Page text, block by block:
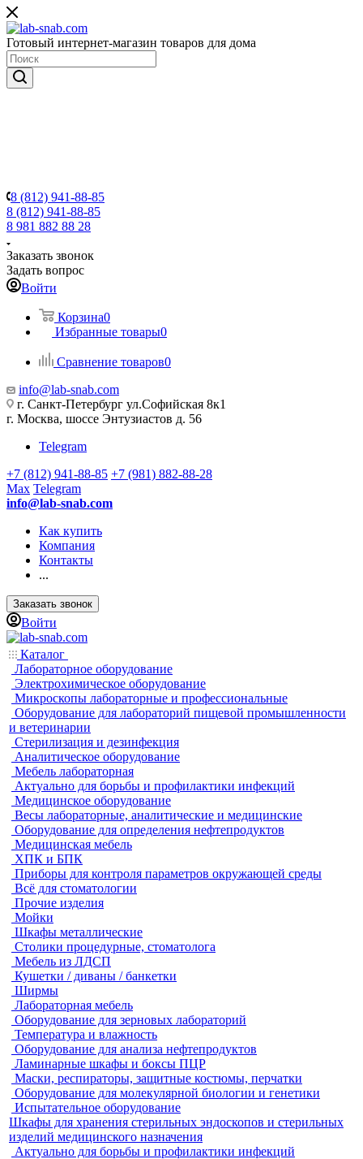
Готовый интернет-магазин товаров для дома
8 (812) 941-88-85
8 (812) 941-88-85
8 981 882 88 28
Заказать звонок
Задать вопрос
Войти
Корзина0
Избранные товары0
Сравнение товаров0
info@lab-snab.com
г. Санкт-Петербург ул.Софийская 8к1
г. Москва, шоссе Энтузиастов д. 56
Telegram
+7 (812) 941-88-85 +7 (981) 882-88-28
Max Telegram
info@lab-snab.com
Как купить
Компания
Контакты
...
Заказать звонок
Войти
Каталог
Лабораторное оборудование
Электрохимическое оборудование
Микроскопы лабораторные и профессиональные
Оборудование для лабораторий пищевой промышленности
и ветеринарии
Стерилизация и дезинфекция
Аналитическое оборудование
Мебель лабораторная
Актуально для борьбы и профилактики инфекций
Медицинское оборудование
Весы лабораторные, аналитические и медицинские
Оборудование для определения нефтепродуктов
Медицинская мебель
ХПК и БПК
Приборы для контроля параметров окружающей среды
Всё для стоматологии
Прочие изделия
Мойки
Шкафы металлические
Столики процедурные, стоматолога
Мебель из ЛДСП
Кушетки / диваны / банкетки
Ширмы
Лабораторная мебель
Оборудование для зерновых лабораторий
Температура и влажность
Оборудование для анализа нефтепродуктов
Ламинарные шкафы и боксы ПЦР
Маски, респираторы, защитные костюмы, перчатки
Оборудование для молекулярной биологии и генетики
Испытательное оборудование
Шкафы для хранения стерильных эндоскопов и стерильных
изделий медицинского назначения
Актуально для борьбы и профилактики инфекций